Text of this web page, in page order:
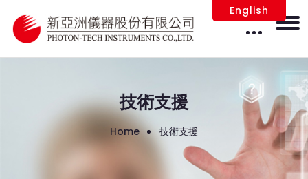
English
技術支援
Home 技術支援